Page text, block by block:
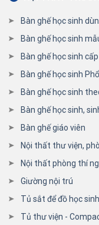
Bàn ghế học sinh
Bàn ghế học sinh
Bàn ghế học sinh
Bàn ghế học sinh
Bàn ghế học sinh
Bàn ghế học sinh,
Bàn ghế giáo viên
Nội thất thư viện,
Nội thất phòng thí
Giường nội trú
Tủ sắt để đồ học sinh
Tủ thư viện -